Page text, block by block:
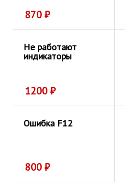
870₽
Не работают
индикаторы
1200₽
Ошибка F12
800₽